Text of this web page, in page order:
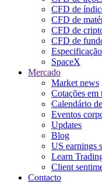
CFD de
CFD de
CFD de
CFD de
SpaceX
Mercado
Market news
Cotações em
Calendário
Eventos
Updates
Blog
US earnings
Learn
Client
Contacto